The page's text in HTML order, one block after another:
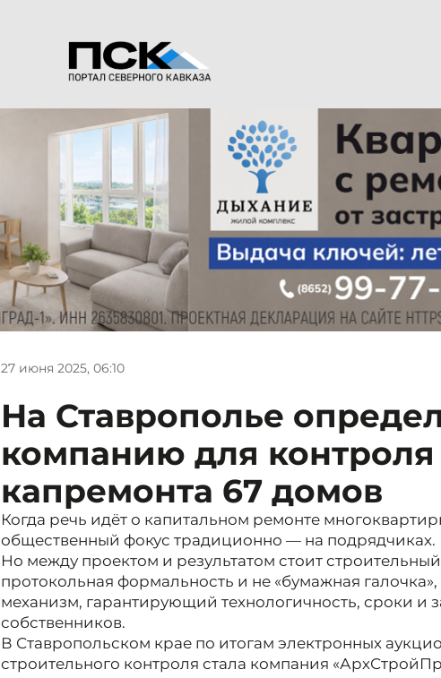
27 июня 2025, 06:10
На Ставрополье
компанию для контроля
капремонта 67 домов
Когда речь идёт о капитальном ремонте
общественный фокус традиционно — на подрядчиках.
Но между проектом и результатом стоит
протокольная формальность и не «бумажная галочка»,
механизм, гарантирующий технологичность, сроки и
собственников.
В Ставропольском крае по итогам электронных
строительного контроля стала компания